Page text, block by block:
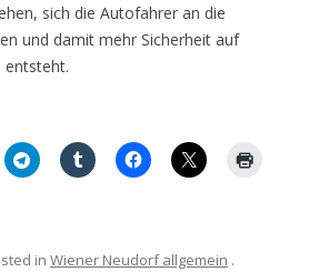
sich die Autofahrer an die
und damit mehr Sicherheit auf
entsteht.
in Wiener Neudorf allgemein .